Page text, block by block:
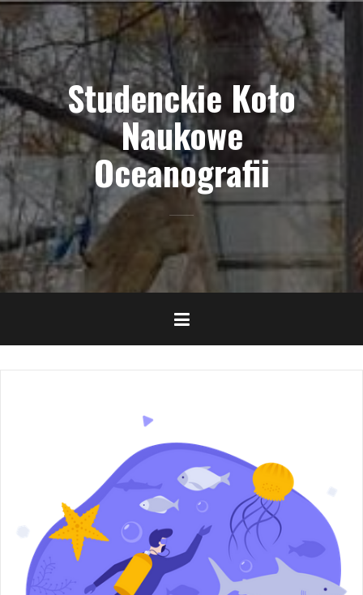
Skip
to
content
Studenckie Koło
Naukowe
Oceanografii